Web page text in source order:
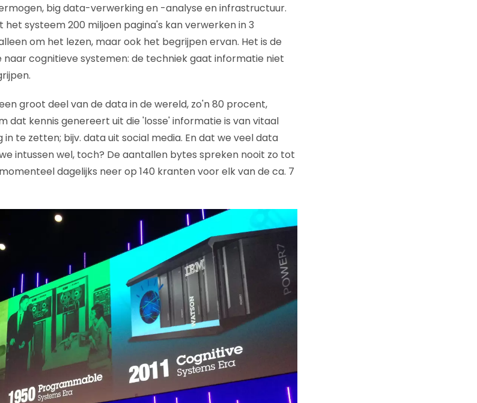
big data-verwerking en -analyse en infrastructuur.
systeem 200 miljoen pagina's kan verwerken in 3
om het lezen, maar ook het begrijpen ervan. Het is de
cognitieve systemen: de techniek gaat informatie niet
groot deel van de data in de wereld, zo'n 80 procent,
dat kennis genereert uit die 'losse' informatie is van vitaal
te zetten; bijv. data uit social media. En dat we veel data
intussen wel, toch? De aantallen bytes spreken nooit zo tot
dagelijks neer op 140 kranten voor elk van de ca. 7